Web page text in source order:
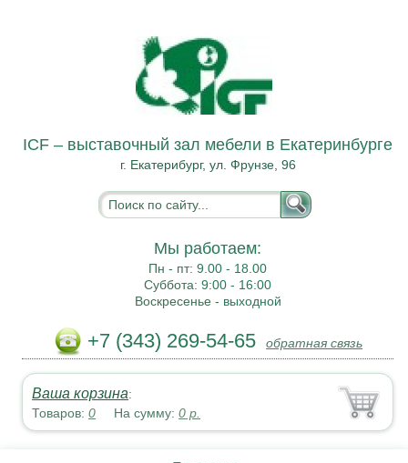
ICF – выставочный зал мебели в Екатеринбурге
г. Екатерибург, ул. Фрунзе, 96
Мы работаем:
Пн - пт:9.00 - 18.00
Суббота:9:00 - 16:00
Воскресенье - выходной
+7 (343) 269-54-65 обратная связь
Ваша корзина:
Товаров:0 На сумму:0 р.